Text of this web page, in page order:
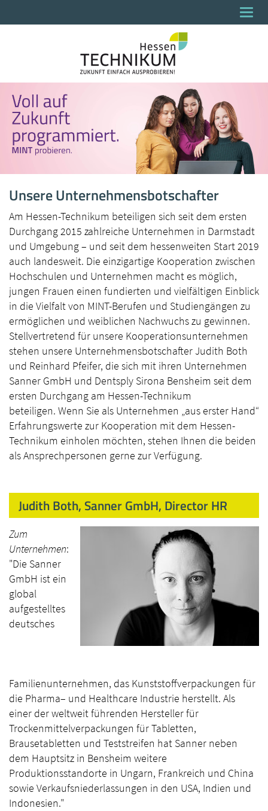
Unsere Unternehmensbotschafter
Am Hessen-Technikum beteiligen sich seit dem ersten
Durchgang 2015 zahlreiche Unternehmen in Darmstadt
und Umgebung – und seit dem hessenweiten Start 2019
auch landesweit. Die einzigartige Kooperation zwischen
Hochschulen und Unternehmen macht es möglich,
jungen Frauen einen fundierten und vielfältigen Einblick
in die Vielfalt von MINT-Berufen und Studiengängen zu
ermöglichen und weiblichen Nachwuchs zu gewinnen.
Stellvertretend für unsere Kooperationsunternehmen
stehen unsere Unternehmensbotschafter Judith Both
und Reinhard Pfeifer, die sich mit ihren Unternehmen
Sanner GmbH und Dentsply Sirona Bensheim seit dem
ersten Durchgang am Hessen-Technikum
beteiligen. Wenn Sie als Unternehmen „aus erster Hand“
Erfahrungswerte zur Kooperation mit dem Hessen-
Technikum einholen möchten, stehen Ihnen die beiden
als Ansprechpersonen gerne zur Verfügung.
Judith Both, Sanner GmbH, Director HR
Zum
Unternehmen:
"Die Sanner
GmbH ist ein
global
aufgestelltes
deutsches
Familienunternehmen, das Kunststoffverpackungen für
die Pharma– und Healthcare Industrie herstellt. Als
einer der weltweit führenden Hersteller für
Trockenmittelverpackungen für Tabletten,
Brausetabletten und Teststreifen hat Sanner neben
dem Hauptsitz in Bensheim weitere
Produktionsstandorte in Ungarn, Frankreich und China
sowie Verkaufsniederlassungen in den USA, Indien und
Indonesien."